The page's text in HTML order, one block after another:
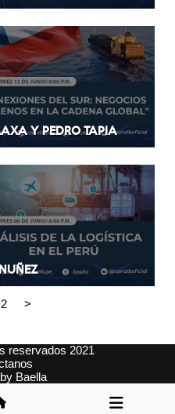
Y PEDRO TAPIA
2 >
reservados 2021
Baella